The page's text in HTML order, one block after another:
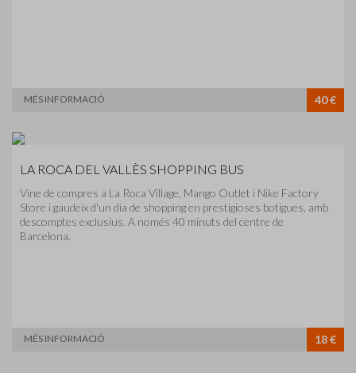
MÉS INFORMACIÓ 40 €
LA ROCA DEL VALLÈS SHOPPING BUS
Vine de compres a La Roca Village, Mango Outlet i Nike Factory
Store i gaudeix d'un dia de shopping en prestigioses botigues, amb
descomptes exclusius. A només 40 minuts del centre de
Barcelona.
MÉS INFORMACIÓ 18 €